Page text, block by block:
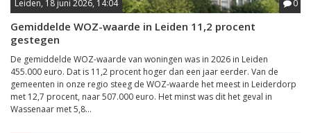
Leiden, 18 juni 2026, 14:04 0
Gemiddelde WOZ-waarde in Leiden 11,2 procent
gestegen
De gemiddelde WOZ-waarde van woningen was in 2026 in Leiden
455.000 euro. Dat is 11,2 procent hoger dan een jaar eerder. Van de
gemeenten in onze regio steeg de WOZ-waarde het meest in Leiderdorp
met 12,7 procent, naar 507.000 euro. Het minst was dit het geval in
Wassenaar met 5,8...